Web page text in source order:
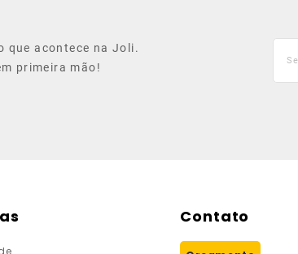
que acontece na Joli.
primeira mão!
Contato